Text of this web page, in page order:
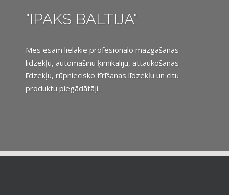
"IPAKS BALTIJA"
Mēs esam lielākie profesionālo mazgāšanas
līdzekļu, automašīnu ķimikāliju, attaukošanas
līdzekļu, rūpniecisko tīrīšanas līdzekļu un citu
produktu piegādātāji.